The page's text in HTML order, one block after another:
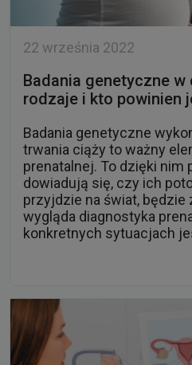
22 września 2022
Badania genetyczne
rodzaje i kto powinien
Badania genetyczne
trwania ciąży to ważny
prenatalnej. To dzięki nim
dowiadują się, czy ich
przyjdzie na świat, będzie
wygląda diagnostyka
konkretnych sytuacjach